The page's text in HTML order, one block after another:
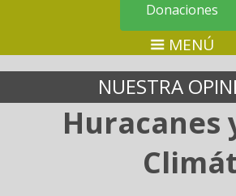
Donaciones
MENÚ
NUESTRA
Huracanes